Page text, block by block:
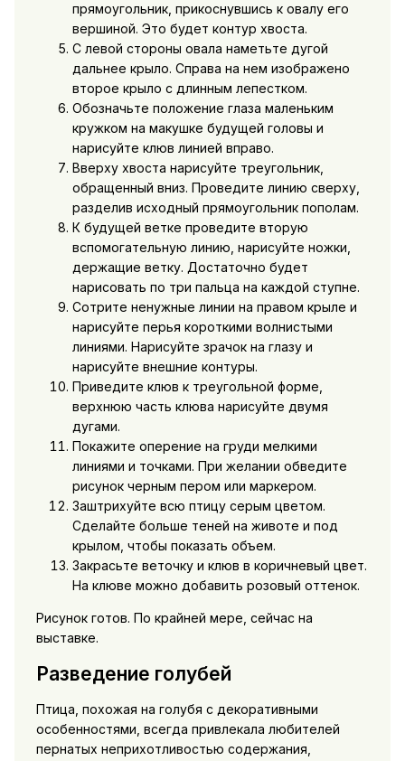
прямоугольник, прикоснувшись к овалу его
вершиной. Это будет контур хвоста.
С левой стороны овала наметьте дугой
дальнее крыло. Справа на нем изображено
второе крыло с длинным лепестком.
Обозначьте положение глаза маленьким
кружком на макушке будущей головы и
нарисуйте клюв линией вправо.
Вверху хвоста нарисуйте треугольник,
обращенный вниз. Проведите линию сверху,
разделив исходный прямоугольник пополам.
К будущей ветке проведите вторую
вспомогательную линию, нарисуйте ножки,
держащие ветку. Достаточно будет
нарисовать по три пальца на каждой ступне.
Сотрите ненужные линии на правом крыле и
нарисуйте перья короткими волнистыми
линиями. Нарисуйте зрачок на глазу и
нарисуйте внешние контуры.
Приведите клюв к треугольной форме,
верхнюю часть клюва нарисуйте двумя
дугами.
Покажите оперение на груди мелкими
линиями и точками. При желании обведите
рисунок черным пером или маркером.
Заштрихуйте всю птицу серым цветом.
Сделайте больше теней на животе и под
крылом, чтобы показать объем.
Закрасьте веточку и клюв в коричневый цвет.
На клюве можно добавить розовый оттенок.
Рисунок готов. По крайней мере, сейчас на
выставке.
Разведение голубей
Птица, похожая на голубя с декоративными
особенностями, всегда привлекала любителей
пернатых неприхотливостью содержания,